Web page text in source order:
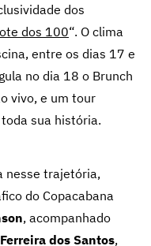
dos
dos 100“. O clima
entre os dias 17 e
no dia 18 o Brunch
vivo, e um tour
sua história.
nesse trajetória,
do Copacabana
, acompanhado
dos Santos,